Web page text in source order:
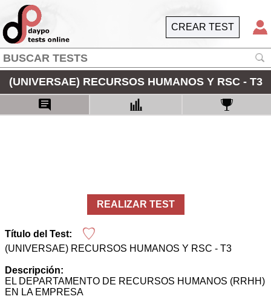
CREAR TEST
(UNIVERSAE) RECURSOS HUMANOS Y RSC - T3
REALIZAR TEST
Título del Test:
(UNIVERSAE) RECURSOS HUMANOS Y RSC - T3
Descripción:
EL DEPARTAMENTO DE RECURSOS HUMANOS (RRHH)
EN LA EMPRESA